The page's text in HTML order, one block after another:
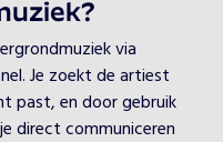
via
Je zoekt de artiest
past, en door gebruik
direct communiceren